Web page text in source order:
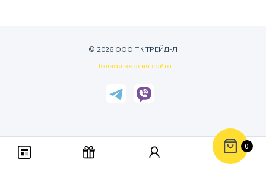
© 2026 ООО ТК ТРЕЙД-Л
Полная версия сайта
0